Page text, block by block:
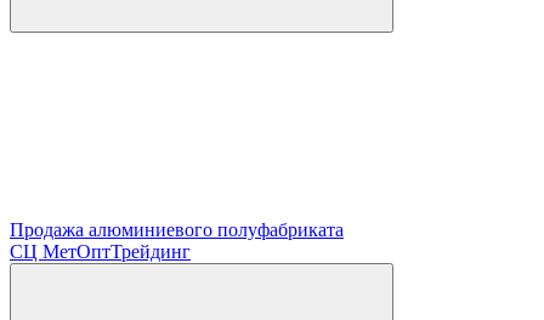
Продажа алюминиевого полуфабриката
СЦ МетОптТрейдинг